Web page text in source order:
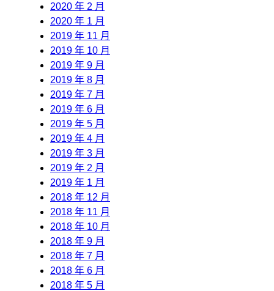
2020 年 2 月
2020 年 1 月
2019 年 11 月
2019 年 10 月
2019 年 9 月
2019 年 8 月
2019 年 7 月
2019 年 6 月
2019 年 5 月
2019 年 4 月
2019 年 3 月
2019 年 2 月
2019 年 1 月
2018 年 12 月
2018 年 11 月
2018 年 10 月
2018 年 9 月
2018 年 7 月
2018 年 6 月
2018 年 5 月